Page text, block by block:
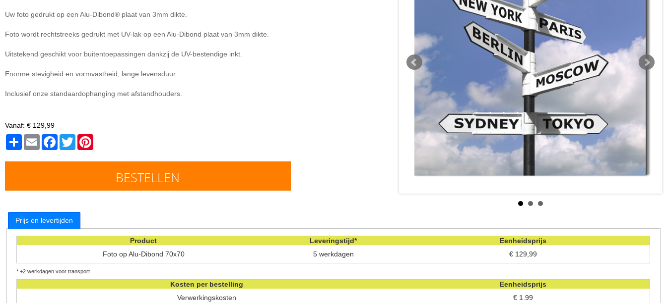
Uw foto gedrukt op een Alu-Dibond® plaat van 3mm dikte.
Foto wordt rechtstreeks gedrukt met UV-lak op een Alu-Dibond plaat van 3mm dikte.
Uitstekend geschikt voor buitentoepassingen dankzij de UV-bestendige inkt.
Enorme stevigheid en vormvastheid, lange levensduur.
Inclusief onze standaardophanging met afstandhouders.
Vanaf: € 129,99
Share Email Facebook
Twitter
BESTELLEN
Prijs en levertijden
Product Leveringstijd*
Eenheidsprijs
Foto op Alu-Dibond 70x70
5 werkdagen € 129,99
* +2 werkdagen voor transport
Kosten per bestelling
Eenheidsprijs
Verwerkingskosten
€ 1.99